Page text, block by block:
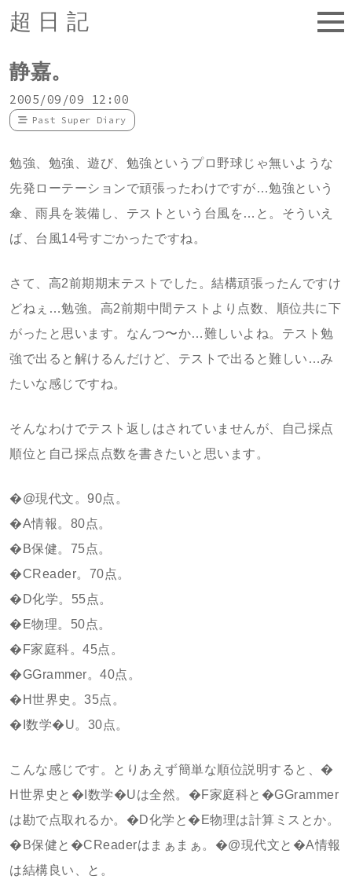
超日記
静嘉。
2005/09/09 12:00
Past Super Diary
勉強、勉強、遊び、勉強というプロ野球じゃ無いような
先発ローテーションで頑張ったわけですが…勉強という
傘、雨具を装備し、テストという台風を…と。そういえ
ば、台風14号すごかったですね。
さて、高2前期期末テストでした。結構頑張ったんですけ
どねぇ…勉強。高2前期中間テストより点数、順位共に下
がったと思います。なんつ〜か…難しいよね。テスト勉
強で出ると解けるんだけど、テストで出ると難しい…み
たいな感じですね。
そんなわけでテスト返しはされていませんが、自己採点
順位と自己採点点数を書きたいと思います。
�@現代文。90点。
�A情報。80点。
�B保健。75点。
�CReader。70点。
�D化学。55点。
�E物理。50点。
�F家庭科。45点。
�GGrammer。40点。
�H世界史。35点。
�I数学�U。30点。
こんな感じです。とりあえず簡単な順位説明すると、�
H世界史と�I数学�Uは全然。�F家庭科と�GGrammer
は勘で点取れるか。�D化学と�E物理は計算ミスとか。
�B保健と�CReaderはまぁまぁ。�@現代文と�A情報
は結構良い、と。